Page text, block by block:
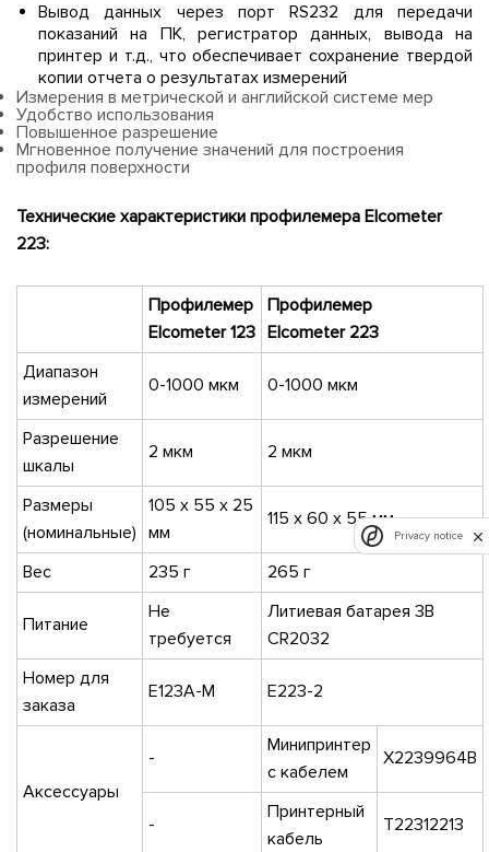
Вывод данных через порт RS232 для передачи
показаний на ПК, регистратор данных, вывода на
принтер и т.д., что обеспечивает сохранение твердой
копии отчета о результатах измерений
Измерения в метрической и английской системе мер
Удобство использования
Повышенное разрешение
Мгновенное получение значений для построения
профиля поверхности
Технические характеристики профилемера Elcometer
223:
Профилемер
Elcometer 123
Профилемер
Elcometer 223
Диапазон
измерений
0-1000 мкм 0-1000 мкм
Разрешение
шкалы
2 мкм 2 мкм
Размеры
(номинальные)
105 x 55 x 25
мм
115 x 60 x 55 мм
Вес 235 г 265 г
Питание
Не
требуется
Литиевая батарея 3В
CR2032
Номер для
заказа
E123A-M E223-2
Аксессуары
-
Минипринтер
с кабелем
X2239964B
-
Принтерный
кабель
T22312213
Privacy notice